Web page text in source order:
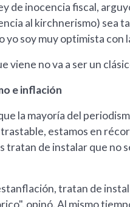
de inocencia fiscal,
al kirchnerismo) sea
yo soy muy optimista con
viene no va a ser un
e inflación
la mayoría del
estamos en
tratan de instalar que no
tratan de